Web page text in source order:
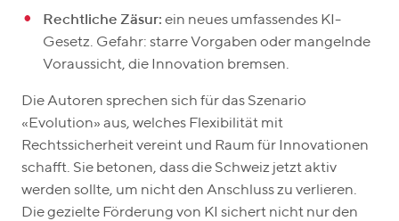
Rechtliche Zäsur: ein neues umfassendes KI-
Gesetz. Gefahr: starre Vorgaben oder mangelnde
Voraussicht, die Innovation bremsen.
Die Autoren sprechen sich für das Szenario
«Evolution» aus, welches Flexibilität mit
Rechtssicherheit vereint und Raum für Innovationen
schafft. Sie betonen, dass die Schweiz jetzt aktiv
werden sollte, um nicht den Anschluss zu verlieren.
Die gezielte Förderung von KI sichert nicht nur den